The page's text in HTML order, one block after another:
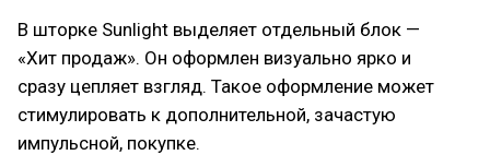
В шторке Sunlight выделяет отдельный блок —
«Хит продаж». Он оформлен визуально ярко и
сразу цепляет взгляд. Такое оформление может
стимулировать к дополнительной, зачастую
импульсной, покупке.